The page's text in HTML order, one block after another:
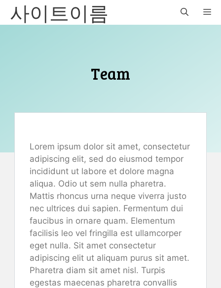
Skip사이트이름
Team
Lorem ipsum dolor sit amet, consectetur
adipiscing elit, sed do eiusmod tempor
incididunt ut labore et dolore magna
aliqua. Odio ut sem nulla pharetra.
Mattis rhoncus urna neque viverra justo
nec ultrices dui sapien. Fermentum dui
faucibus in ornare quam. Elementum
facilisis leo vel fringilla est ullamcorper
eget nulla. Sit amet consectetur
adipiscing elit ut aliquam purus sit amet.
Pharetra diam sit amet nisl. Turpis
egestas maecenas pharetra convallis